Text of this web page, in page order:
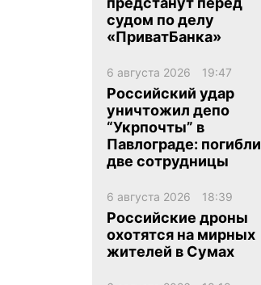
en
судом по делу
«ПриватБанка»
6 августа 2026 19:47
Российский удар
уничтожил депо
“Укрпочты” в
Павлограде: погибли
две сотрудницы
6 августа 2026 18:39
Российские дроны
охотятся на мирных
жителей в Сумах